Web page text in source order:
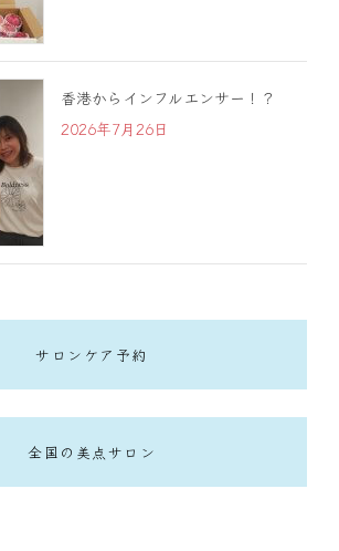
香港からインフルエンサー！？
2026年7月26日
サロンケア予約
全国の美点サロン